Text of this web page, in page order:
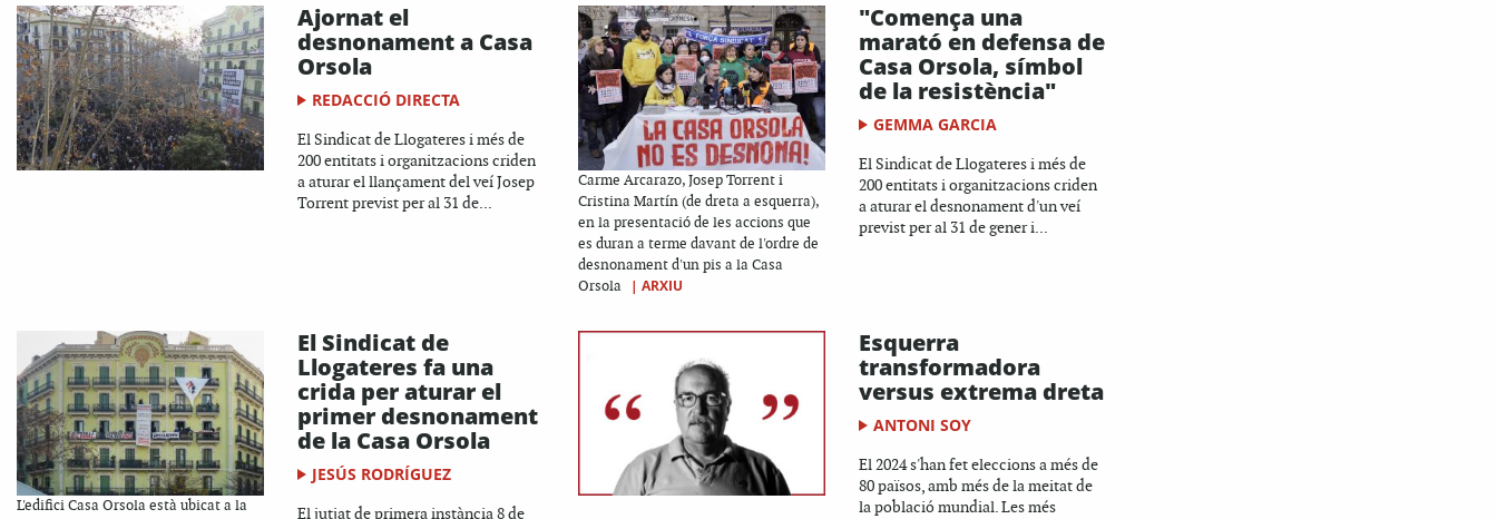
Ajornat el
desnonament a Casa
Orsola
REDACCIÓ DIRECTA
El Sindicat de Llogateres i més de
200 entitats i organitzacions criden
a aturar el llançament del veí Josep
Torrent previst per al 31 de...
Carme Arcarazo, Josep Torrent i
Cristina Martín (de dreta a esquerra),
en la presentació de les accions que
es duran a terme davant de l'ordre de
desnonament d'un pis a la Casa
Orsola
| ARXIU
"Comença una
marató en defensa de
Casa Orsola, símbol
de la resistència"
GEMMA GARCIA
El Sindicat de Llogateres i més de
200 entitats i organitzacions criden
a aturar el desnonament d'un veí
previst per al 31 de gener i...
L'edifici Casa Orsola està ubicat a la
El Sindicat de
Llogateres fa una
crida per aturar el
primer desnonament
de la Casa Orsola
JESÚS RODRÍGUEZ
El jutjat de primera instància 8 de
Esquerra
transformadora
versus extrema dreta
ANTONI SOY
El 2024 s'han fet eleccions a més de
80 països, amb més de la meitat de
la població mundial. Les més